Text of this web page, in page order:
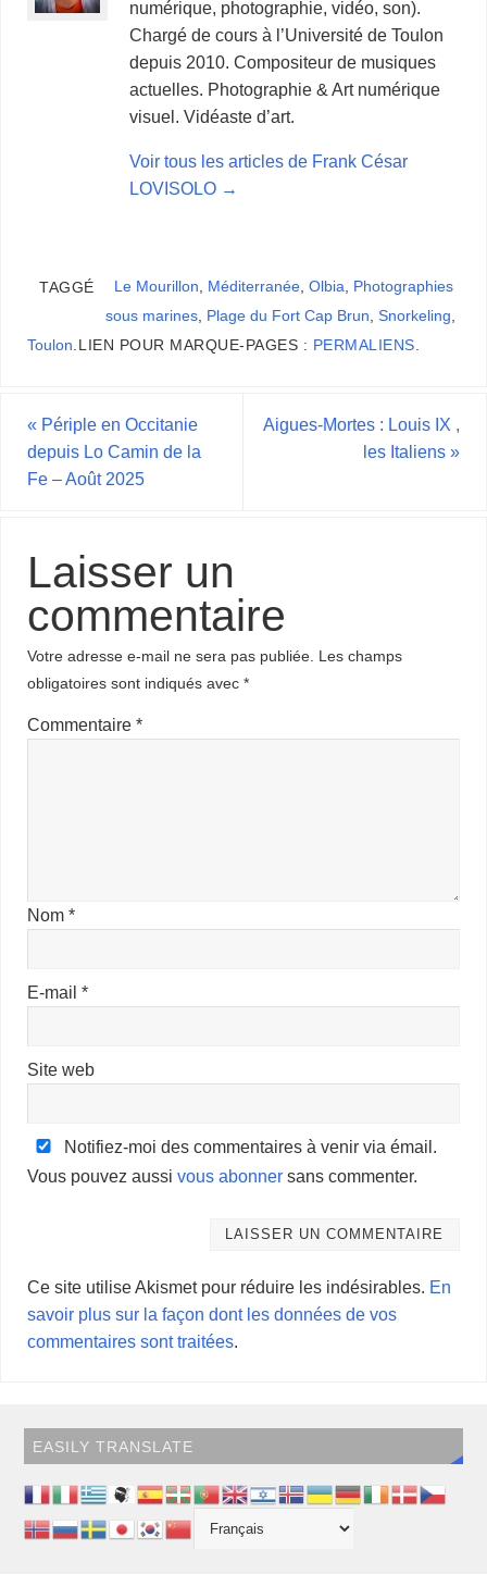
numérique, photographie, vidéo, son).
Chargé de cours à l’Université de Toulon
depuis 2010. Compositeur de musiques
actuelles. Photographie & Art numérique
visuel. Vidéaste d’art.
Voir tous les articles de Frank César
LOVISOLO →
TAGGÉ Le Mourillon Méditerranée, Olbia
Photographies
sous marines, Plage du Fort Cap Brun Snorkeling
Toulon LIEN POUR MARQUE-PAGES : PERMALIENS
« Périple en Occitanie
depuis Lo Camin de la
Fe – Août 2025
Aigues-Mortes : Louis IX ,
les Italiens »
Laisser un
commentaire
Votre adresse e-mail ne sera pas publiée. Les champs
obligatoires sont indiqués avec*
Commentaire*
Nom*
E-mail*
Site web
Notifiez-moi des commentaires à venir via émail.
Vous pouvez aussivous abonner sans commenter.
Ce site utilise Akismet pour réduire les indésirables. En
savoir plus sur la façon dont les données de vos
commentaires sont traitées.
EASILY TRANSLATE